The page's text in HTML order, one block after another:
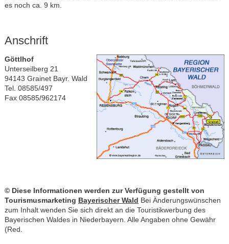
es noch ca. 9 km.
Anschrift
Göttlhof
Unterseilberg 21
94143 Grainet Bayr. Wald
Tel. 08585/497
Fax 08585/962174
© Diese Informationen werden zur Verfügung gestellt von
Tourismusmarketing Bayerischer Wald Bei Änderungswünschen
zum Inhalt wenden Sie sich direkt an die Touristikwerbung des
Bayerischen Waldes in Niederbayern. Alle Angaben ohne Gewähr
(Red.